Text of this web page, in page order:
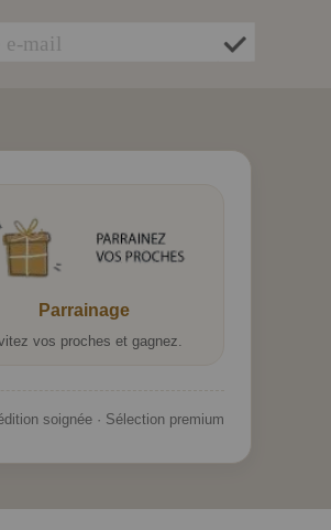
Parrainage
vos proches et gagnez.
soignée · Sélection premium